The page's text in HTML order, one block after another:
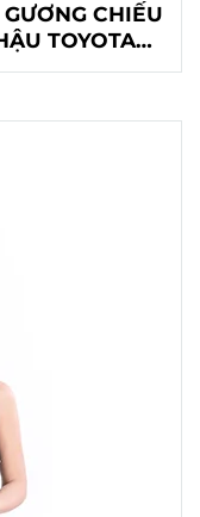
CHIẾU
TOYOTA
LEXUS